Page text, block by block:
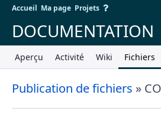
Accueil Ma page Projets
DOCUMENTATION
Aperçu Activité Wiki Fichiers
Publication de fichiers »